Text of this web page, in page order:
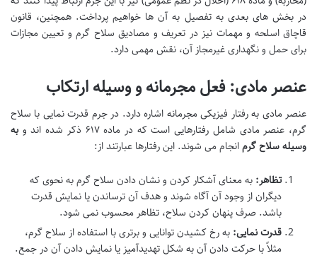
در بخش های بعدی به تفصیل به آن ها خواهیم پرداخت. همچنین، قانون
قاچاق اسلحه و مهمات نیز در تعریف و مصادیق سلاح گرم و تعیین مجازات
برای حمل و نگهداری غیرمجاز آن، نقش مهمی دارد.
عنصر مادی: فعل مجرمانه و وسیله ارتکاب
عنصر مادی به رفتار فیزیکی مجرمانه اشاره دارد. در جرم قدرت نمایی با سلاح
گرم، عنصر مادی شامل رفتارهایی است که در ماده ۶۱۷ ذکر شده اند و
به
وسیله سلاح گرمانجام می شوند. این رفتارها عبارتند از:
تظاهر: به معنای آشکار کردن و نشان دادن سلاح گرم به نحوی که
دیگران از وجود آن آگاه شوند و هدف آن ترساندن یا نمایش قدرت
باشد. صرف پنهان کردن سلاح، تظاهر محسوب نمی شود.
قدرت نمایی: به رخ کشیدن توانایی و برتری با استفاده از سلاح گرم،
مثلاً با حرکت دادن آن به شکل تهدیدآمیز یا نمایش دادن آن در جمع.